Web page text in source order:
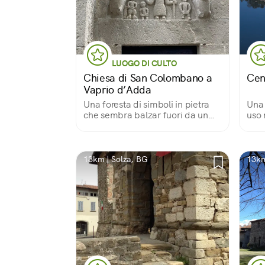
LUOGO DI CULTO
Chiesa di San Colombano a
Vaprio d’Adda
Una foresta di simboli in pietra
che sembra balzar fuori da un
uso
di
13km | Solza, BG